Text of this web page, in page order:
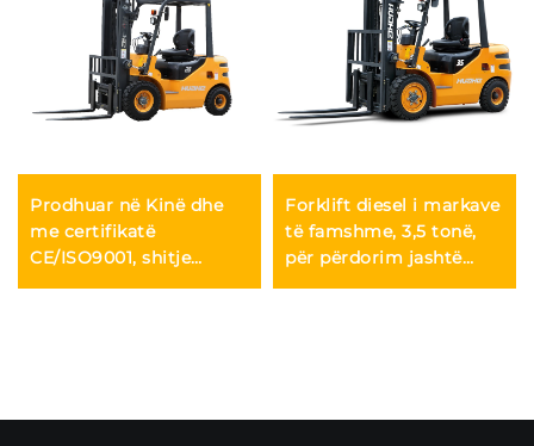
Prodhuar në Kinë dhe
me certifikatë
CE/ISO9001, shitje
direkte nga fabrika e
Forklift diesel i markave
të famshme, 3,5 tonë,
për përdorim jashtë
ambientit, me motor